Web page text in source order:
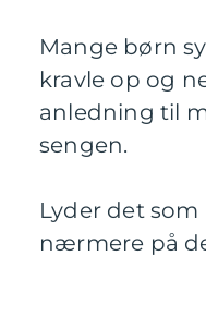
Mange børn
kravle op og
anledning til
sengen.
Lyder det
nærmere på